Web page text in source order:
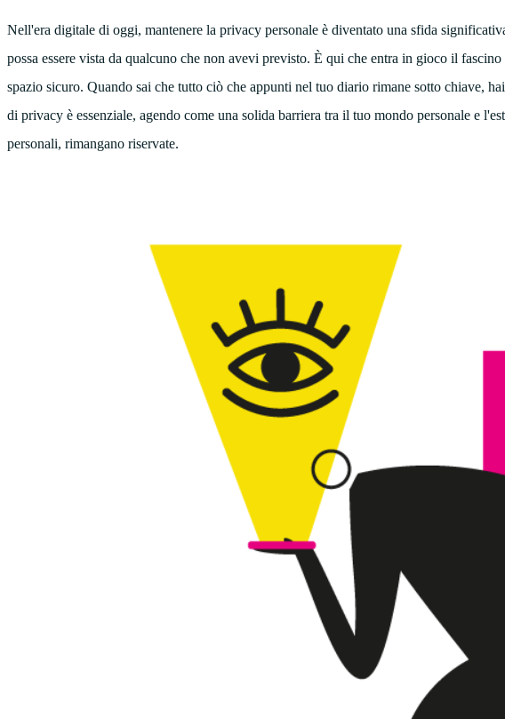
Nell'era digitale di oggi, mantenere la privacy personale è diventato una sfida
possa essere vista da qualcuno che non avevi previsto. È qui che entra in gioco il
spazio sicuro. Quando sai che tutto ciò che appunti nel tuo diario rimane sotto chiave,
di privacy è essenziale, agendo come una solida barriera tra il tuo mondo personale e
personali, rimangano riservate.